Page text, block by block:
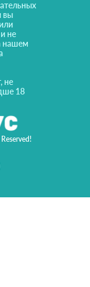
вы
не
нашем
не
18